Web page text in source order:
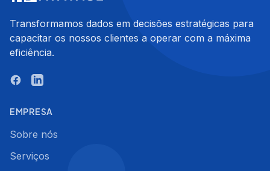
Transformamos dados em decisões estratégicas para
capacitar os nossos clientes a operar com a máxima
eficiência.
EMPRESA
Sobre nós
Serviços